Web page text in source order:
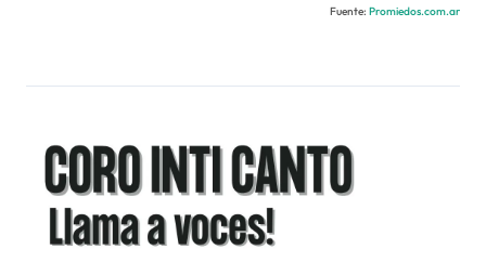
Fuente: Promiedos.com.ar